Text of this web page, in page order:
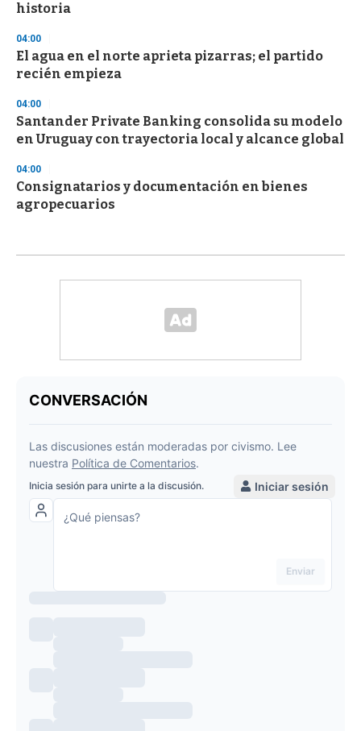
historia
04:00
El agua en el norte aprieta pizarras; el partido
recién empieza
04:00
Santander Private Banking consolida su modelo
en Uruguay con trayectoria local y alcance global
04:00
Consignatarios y documentación en bienes
agropecuarios